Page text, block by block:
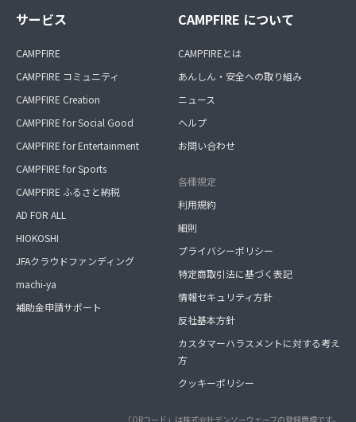
サービス
CAMPFIRE
CAMPFIRE コミュニティ
CAMPFIRE Creation
CAMPFIRE for Social Good
CAMPFIRE for Entertainment
CAMPFIRE for Sports
CAMPFIRE ふるさと納税
AD FOR ALL
HIOKOSHI
JFAクラウドファンディング
machi-ya
補助金申請サポート
CAMPFIRE について
CAMPFIREとは
あんしん・安全への取り組み
ニュース
ヘルプ
お問い合わせ
各種規定
利用規約
細則
プライバシーポリシー
特定商取引法に基づく表記
情報セキュリティ方針
反社基本方針
カスタマーハラスメントに対する考え
方
クッキーポリシー
「QRコード」は株式会社デンソーウェーブの登録商標です。